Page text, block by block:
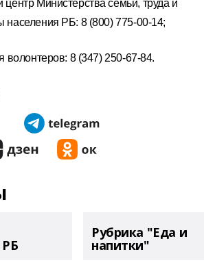
Министерства семьи, труда и
населения РБ: 8 (800) 775-00-14;
волонтеров: 8 (347) 250-67-84.
Рубрика "Еда и
напитки"